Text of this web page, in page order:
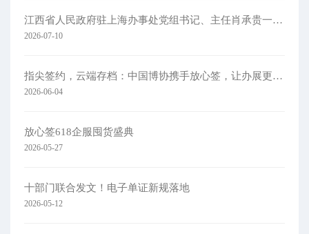
江西省人民政府驻上海办事处党组书记、主任肖承贵一行莅临集团考察
2026-07-10
指尖签约，云端存档：中国博协携手放心签，让办展更简单
2026-06-04
放心签618企服囤货盛典
2026-05-27
十部门联合发文！电子单证新规落地
2026-05-12